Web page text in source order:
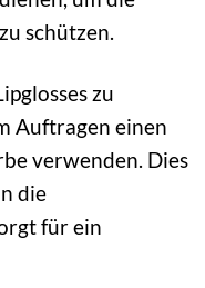
schützen.
zu
Auftragen einen
verwenden. Dies
die
für ein